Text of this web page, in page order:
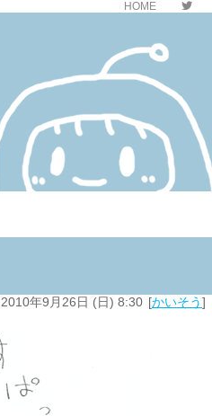
HOME
2010年9月26日 (日) 8:30 かいそう